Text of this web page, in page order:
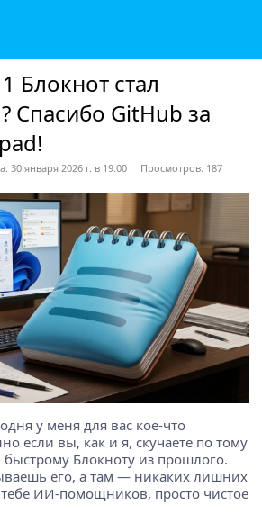
Блокнот стал
Спасибо GitHub за
30 января 2026 г. в 19:00 Просмотров: 187
у меня для вас кое-что
если вы, как и я, скучаете по тому
быстрому Блокноту из прошлого.
его, а там — никаких лишних
ИИ-помощников, просто чистое